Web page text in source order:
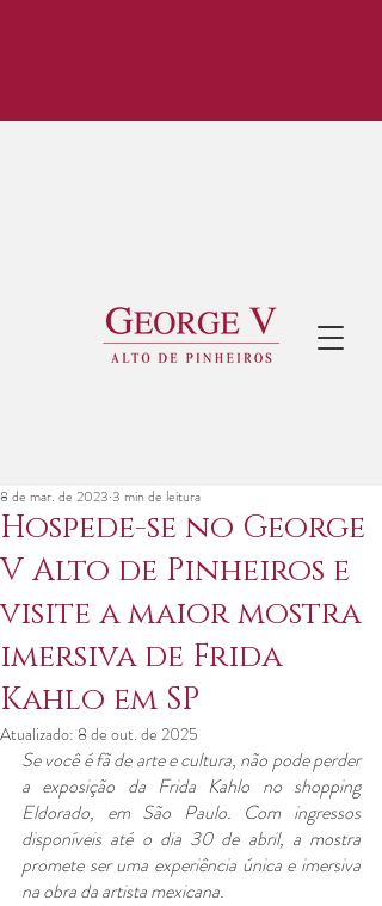
Hospede-se no George
V Alto de Pinheiros e
visite a maior mostra
imersiva de Frida
Kahlo em SP
8 de mar. de 2023 3 min de leitura
Atualizado: 8 de out. de 2025
Se você é fã de arte e cultura, não pode perder
a exposição da Frida Kahlo no shopping
Eldorado, em São Paulo. Com ingressos
disponíveis até o dia 30 de abril, a mostra
promete ser uma experiência única e imersiva
na obra da artista mexicana.